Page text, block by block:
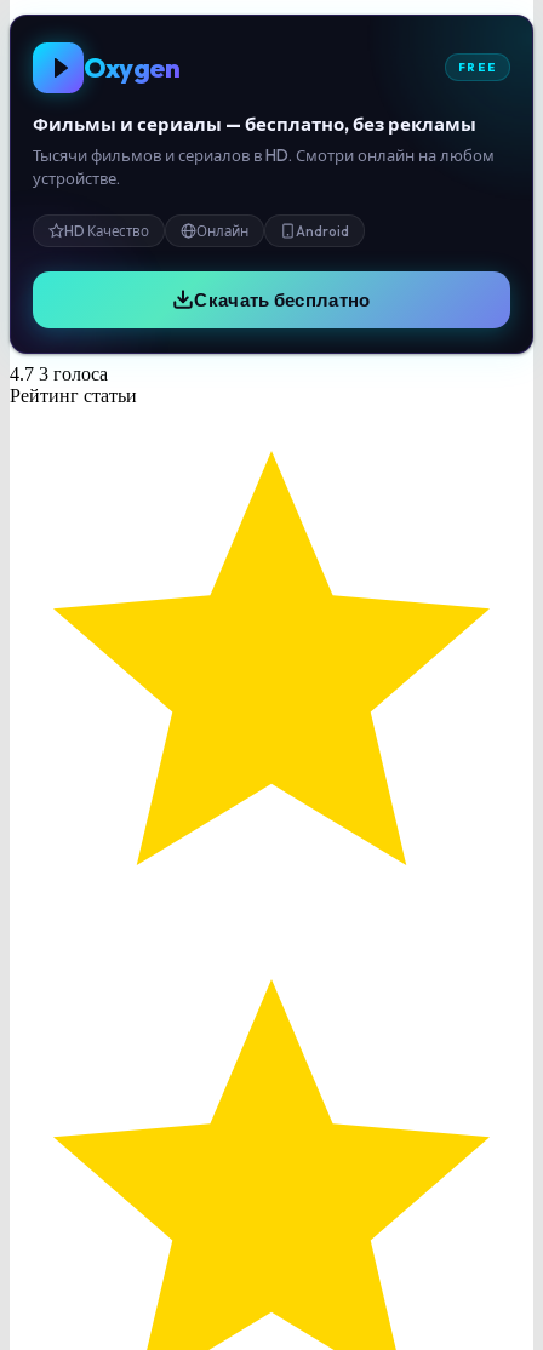
Oxygen FREE
Фильмы и сериалы — бесплатно, без рекламы
Тысячи фильмов и сериалов в HD. Смотри онлайн на любом
устройстве.
HD Качество Онлайн Android
Скачать бесплатно
4.7 3 голоса
Рейтинг статьи